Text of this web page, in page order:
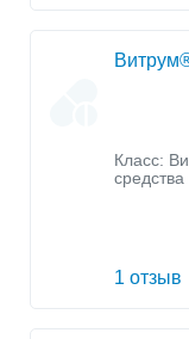
Класс:
1 отзыв